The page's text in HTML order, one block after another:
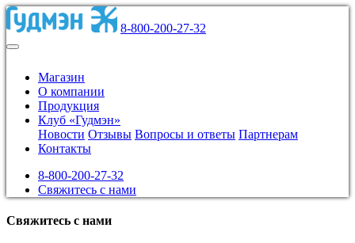
8-800-200-27-32
Магазин
О компании
Продукция
Клуб «Гудмэн»
Новости Отзывы Вопросы и ответы Партнерам
Контакты
8-800-200-27-32
Свяжитесь с нами
Свяжитесь с нами